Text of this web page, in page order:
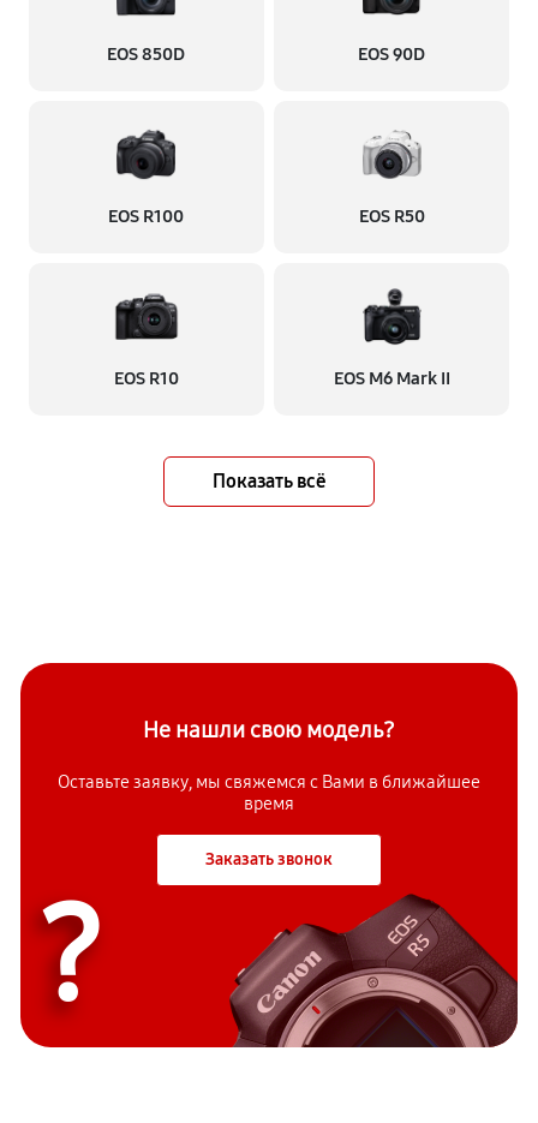
EOS 850D EOS 90D
EOS R100 EOS R50
EOS R10 EOS M6 Mark II
Показать всё
Не нашли свою модель?
Оставьте заявку, мы свяжемся с Вами в ближайшее
время
Заказать звонок
?